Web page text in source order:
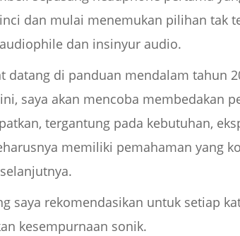
dan mulai menemukan pilihan tak
dan insinyur audio.
datang di panduan mendalam tahun
saya akan mencoba membedakan
tergantung pada kebutuhan,
memiliki pemahaman yang
saya rekomendasikan untuk setiap
kesempurnaan sonik.